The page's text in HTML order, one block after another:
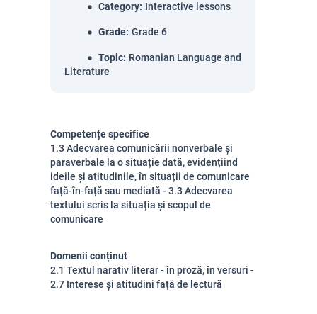
Category: Interactive lessons
Grade: Grade 6
Topic: Romanian Language and
Literature
Competențe specifice
1.3 Adecvarea comunicării nonverbale și
paraverbale la o situație dată, evidențiind
ideile și atitudinile, în situații de comunicare
față-în-față sau mediată - 3.3 Adecvarea
textului scris la situația și scopul de
comunicare
Domenii conținut
2.1 Textul narativ literar - în proză, în versuri -
2.7 Interese și atitudini față de lectură